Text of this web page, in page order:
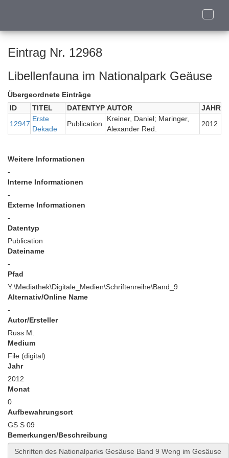
Toggle
Eintrag Nr. 12968
Libellenfauna im Nationalpark Geäuse
Übergeordnete Einträge
ID
TITEL DATENTYP AUTOR
JAHR
12947
Erste
Dekade
Publication
Kreiner, Daniel; Maringer,
Alexander Red.
2012
Weitere Informationen
-
Interne Informationen
-
Externe Informationen
-
Datentyp
Publication
Dateiname
-
Pfad
Y:\Mediathek\Digitale_Medien\Schriftenreihe\Band_9
Alternativ/Online Name
-
Autor/Ersteller
Russ M.
Medium
File (digital)
Jahr
2012
Monat
0
Aufbewahrungsort
GS S 09
Bemerkungen/Beschreibung